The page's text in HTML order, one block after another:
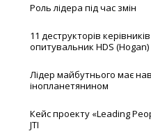
Роль лідера під час змін
11 деструкторів
опитувальник HDS (Hogan)
Лідер майбутнього має
інопланетянином
Кейс проекту «Leading
JTI